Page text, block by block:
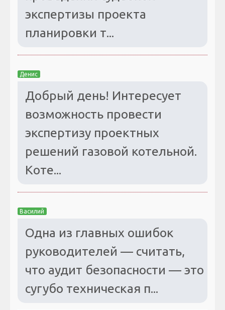
экспертизы проекта
планировки т...
Денис
Добрый день! Интересует
возможность провести
экспертизу проектных
решений газовой котельной.
Коте...
Василий
Одна из главных ошибок
руководителей — считать,
что аудит безопасности — это
сугубо техническая п...